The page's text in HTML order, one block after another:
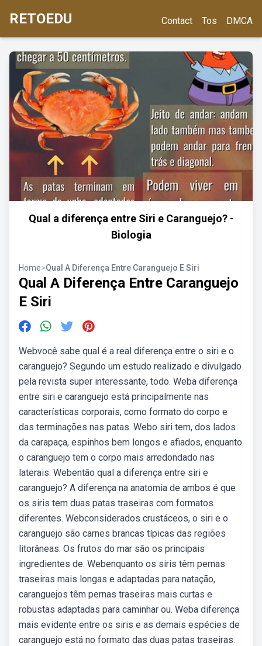
RETOEDU Contact Tos DMCA
Qual a diferença entre Siri e Caranguejo? -
Biologia
Home>Qual A Diferença Entre Caranguejo E Siri
Qual A Diferença Entre Caranguejo
E Siri
Webvocê sabe qual é a real diferença entre o siri e o
caranguejo? Segundo um estudo realizado e divulgado
pela revista super interessante, todo. Weba diferença
entre siri e caranguejo está principalmente nas
características corporais, como formato do corpo e
das terminações nas patas. Webo siri tem, dos lados
da carapaça, espinhos bem longos e afiados, enquanto
o caranguejo tem o corpo mais arredondado nas
laterais. Webentão qual a diferença entre siri e
caranguejo? A diferença na anatomia de ambos é que
os siris tem duas patas traseiras com formatos
diferentes. Webconsiderados crustáceos, o siri e o
caranguejo são carnes brancas típicas das regiões
litorâneas. Os frutos do mar são os principais
ingredientes de. Webenquanto os siris têm pernas
traseiras mais longas e adaptadas para natação,
caranguejos têm pernas traseiras mais curtas e
robustas adaptadas para caminhar ou. Weba diferença
mais evidente entre os siris e as demais espécies de
caranguejo está no formato das duas patas traseiras.